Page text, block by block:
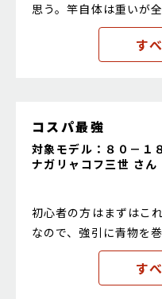
思う。竿自体は重いが
も大丈夫だと思う。
す
コスパ最強
対象モデル：８０－１
ナガリャコフ三世 さん
初心者の方はまずはこ
なので、強引に青物を
はまずありませんが、
塗装を剥がしてソリッ
す